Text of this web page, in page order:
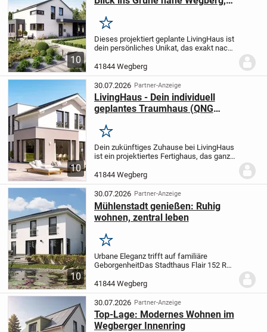
10
Merken
Dieses projektiert geplante LivingHaus ist
dein persönliches Unikat, das exakt nach
gefertigt wird. Mit einer Wohnfläche von
143 Quadratmetern und einem
großzügigen...
41844 Wegberg
10
30.07.2026 Partner-Anzeige
LivingHaus - Dein individuell
geplantes Traumhaus (QNG
modernster Technik und
nachhaltigem Wohnen
Merken
Dein zukünftiges Zuhause bei LivingHaus
ist ein projektiertes Fertighaus, das ganz
Vorstellungen gestaltet wird. Dieses
elegante Eigenheim verfügt über ein
klassisches...
41844 Wegberg
10
30.07.2026 Partner-Anzeige
Mühlenstadt genießen: Ruhig
wohnen, zentral leben
Merken
Urbane Eleganz trifft auf familiäre
GeborgenheitDas Stadthaus Flair 152 RE
Mit seiner klaren, puristischen
Linienführung fängt es den Puls der Stadt
ein und...
41844 Wegberg
30.07.2026 Partner-Anzeige
Top-Lage: Modernes Wohnen im
Wegberger Innenring